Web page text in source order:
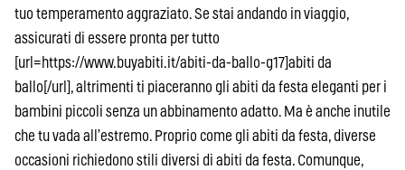
tuo temperamento aggraziato. Se stai andando in viaggio,
assicurati di essere pronta per tutto
[url=https://www.buyabiti.it/abiti-da-ballo-g17]abiti da
ballo[/url], altrimenti ti piaceranno gli abiti da festa eleganti per i
bambini piccoli senza un abbinamento adatto. Ma è anche inutile
che tu vada all’estremo. Proprio come gli abiti da festa, diverse
occasioni richiedono stili diversi di abiti da festa. Comunque,